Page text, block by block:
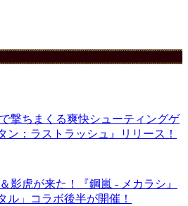
撃ちまくる爽快シューティングゲ
ン：ラストラッシュ』リリース！
影虎が来た！『鋼嵐 - メカラシ』
ル」コラボ後半が開催！